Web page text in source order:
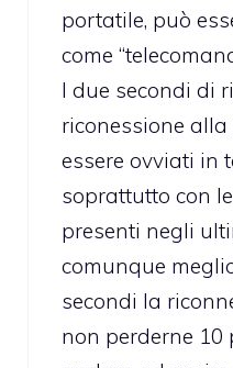
portatile, può
come
I due secondi di
riconessione
essere ovviati in
soprattutto con
presenti negli
comunque
secondi la
non perderne 10